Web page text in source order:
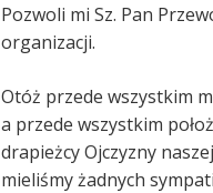
Pozwoli mi Sz. Pan
organizacji.
Otóż przede wszystkim
a przede wszystkim
drapieżcy Ojczyzny
mieliśmy żadnych